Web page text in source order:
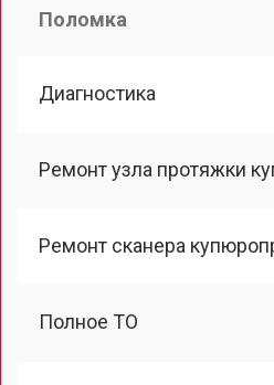
Поломка
Диагностика
Ремонт узла протяжки
Ремонт сканера
Полное ТО